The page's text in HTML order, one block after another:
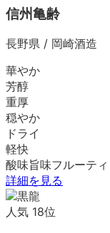
信州亀齢
長野県 / 岡崎酒造
華やか
芳醇
重厚
穏やか
ドライ
軽快
酸味旨味フルーティ
詳細を見る
人気 18位